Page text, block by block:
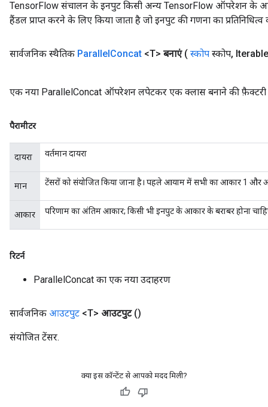
TensorFlow संचालन के इनपुट किसी अन्य TensorFlow ऑपरेशन के
हैंडल प्राप्त करने के लिए किया जाता है जो इनपुट की गणना का प्रतिनिधित्व
सार्वजनिक स्थैतिक ParallelConcat <T> बनाएं ( स्कोप स्कोप,
एक नया ParallelConcat ऑपरेशन लपेटकर एक क्लास बनाने की फ़ैक्टरी
पैरामीटर
दायरा वर्तमान दायरा
मान टेंसरों को संयोजित किया जाना है। पहले आयाम में सभी का आकार 1 और
आकार परिणाम का अंतिम आकार; किसी भी इनपुट के आकार के बराबर होना
रिटर्न
ParallelConcat का एक नया उदाहरण
सार्वजनिक आउटपुट <T> आउटपुट ()
संयोजित टेंसर.
क्या इस कॉन्टेंट से आपको मदद मिली?